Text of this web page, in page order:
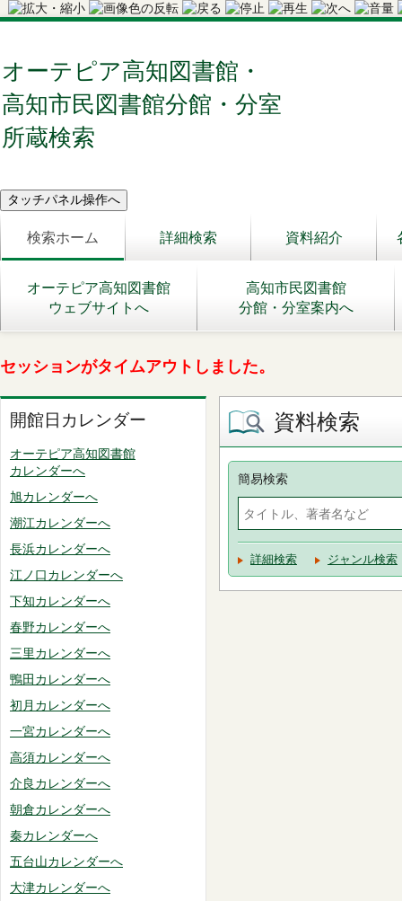
オーテピア高知図書館・
高知市民図書館分館・分室
所蔵検索
検索ホーム 詳細検索 資料紹介
オーテピア高知図書館
ウェブサイトへ
高知市民図書館
分館・分室案内へ
セッションがタイムアウトしました。
開館日カレンダー
オーテピア高知図書館
カレンダーへ
旭カレンダーへ
潮江カレンダーへ
長浜カレンダーへ
江ノ口カレンダーへ
下知カレンダーへ
春野カレンダーへ
三里カレンダーへ
鴨田カレンダーへ
初月カレンダーへ
一宮カレンダーへ
高須カレンダーへ
介良カレンダーへ
朝倉カレンダーへ
秦カレンダーへ
五台山カレンダーへ
大津カレンダーへ
資料検索
簡易検索
詳細検索 ジャンル検索